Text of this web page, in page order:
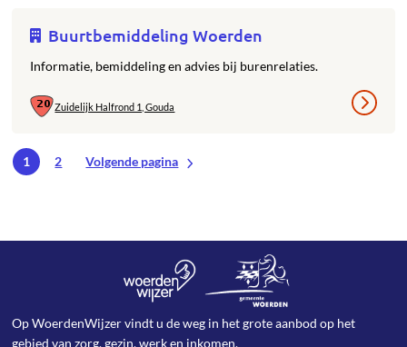
Buurtbemiddeling Woerden
Informatie, bemiddeling en advies bij burenrelaties.
Zuidelijk Halfrond 1, Gouda
1 2 Volgende pagina
Op WoerdenWijzer vindt u de weg in het grote aanbod op het
gebied van zorg, gezin, werk en inkomen.